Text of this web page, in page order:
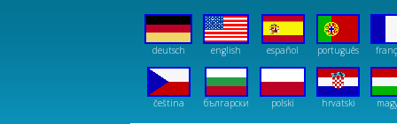
deutsch english español português
čeština български polski hrvatski